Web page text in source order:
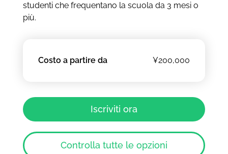
studenti che frequentano la scuola da 3 mesi o
più.
Costo a partire da ¥200,000
Iscriviti ora
Controlla tutte le opzioni